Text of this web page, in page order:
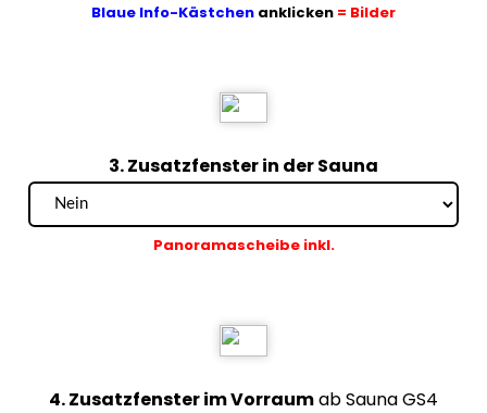
Blaue Info-Kästchen anklicken = Bilder
3. Zusatzfenster in der Sauna
Panoramascheibe inkl.
4. Zusatzfenster im Vorraumab Sauna GS4